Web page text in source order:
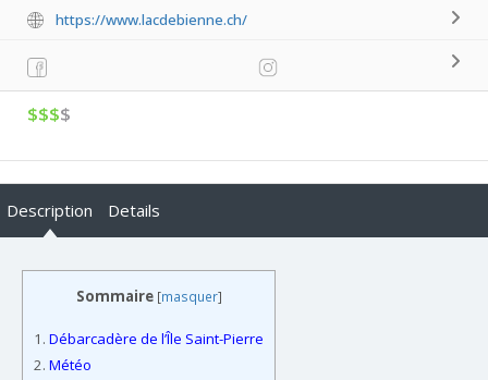
https://www.lacdebienne.ch/
$$$$
Description Details
Sommaire [masquer]
1. Débarcadère de l’Île Saint-Pierre
2. Météo